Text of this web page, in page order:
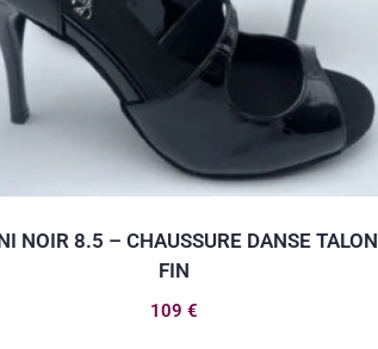
NOIR 8.5 – CHAUSSURE DANSE TALON
FIN
109 €